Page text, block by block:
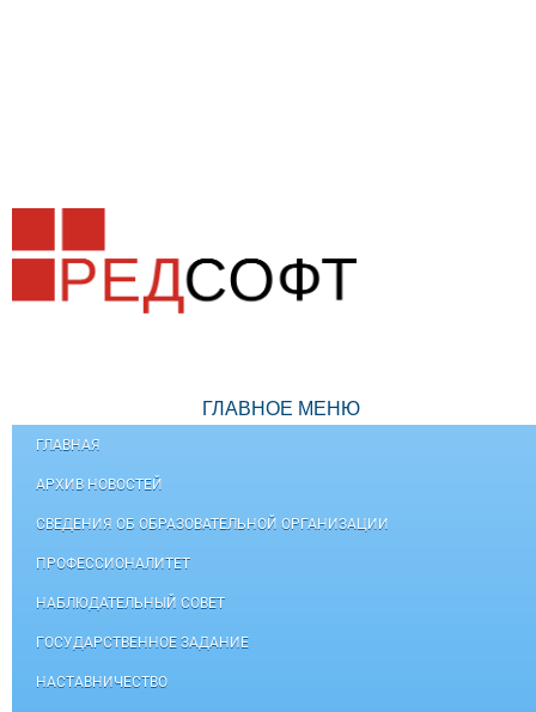
ГЛАВНОЕ МЕНЮ
ГЛАВНАЯ
АРХИВ НОВОСТЕЙ
СВЕДЕНИЯ ОБ ОБРАЗОВАТЕЛЬНОЙ ОРГАНИЗАЦИИ
ПРОФЕССИОНАЛИТЕТ
НАБЛЮДАТЕЛЬНЫЙ СОВЕТ
ГОСУДАРСТВЕННОЕ ЗАДАНИЕ
НАСТАВНИЧЕСТВО